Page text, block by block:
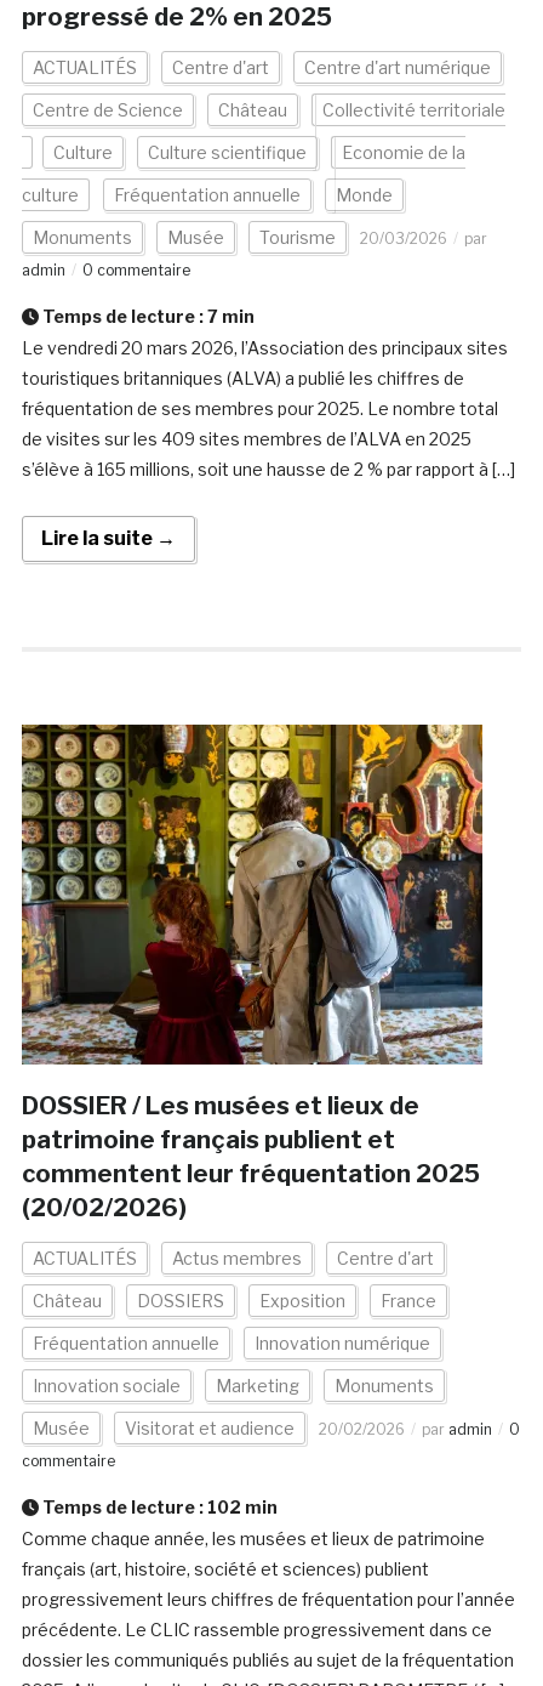
progressé de 2% en 2025
ACTUALITÉS Centre d'art Centre d'art numérique
Centre de Science Château Collectivité territoriale
Culture Culture scientifique Economie de la
culture Fréquentation annuelle Monde
Monuments Musée Tourisme 20/03/2026
par
admin
0 commentaire
Temps de lecture :7 min
Le vendredi 20 mars 2026, l’Association des principaux sites
touristiques britanniques (ALVA) a publié les chiffres de
fréquentation de ses membres pour 2025. Le nombre total
de visites sur les 409 sites membres de l’ALVA en 2025
s’élève à 165 millions, soit une hausse de 2 % par rapport à […]
Lire la suite →
DOSSIER / Les musées et lieux de
patrimoine français publient et
commentent leur fréquentation 2025
(20/02/2026)
ACTUALITÉS Actus membres Centre d'art
Château DOSSIERS Exposition France
Fréquentation annuelle Innovation numérique
Innovation sociale Marketing Monuments
Musée Visitorat et audience 20/02/2026 par admin
0
commentaire
Temps de lecture : 102 min
Comme chaque année, les musées et lieux de patrimoine
français (art, histoire, société et sciences) publient
progressivement leurs chiffres de fréquentation pour l’année
précédente. Le CLIC rassemble progressivement dans ce
dossier les communiqués publiés au sujet de la fréquentation